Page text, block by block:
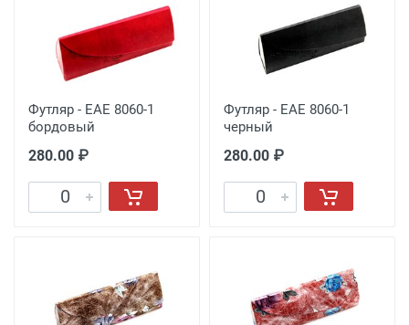
Футляр - EAE 8060-1
бордовый
280.00 ₽
Футляр - EAE 8060-1
черный
280.00 ₽